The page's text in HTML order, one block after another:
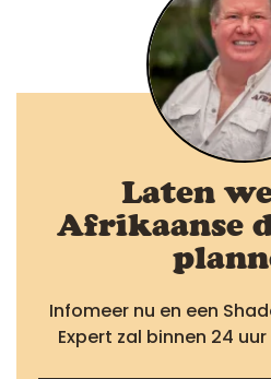
Laten
Afrikaanse
Infomeer nu en een
Expert zal binnen 24